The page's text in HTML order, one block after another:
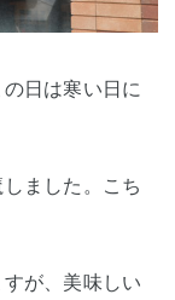
日は寒い日に
ました。こち
が、美味しい